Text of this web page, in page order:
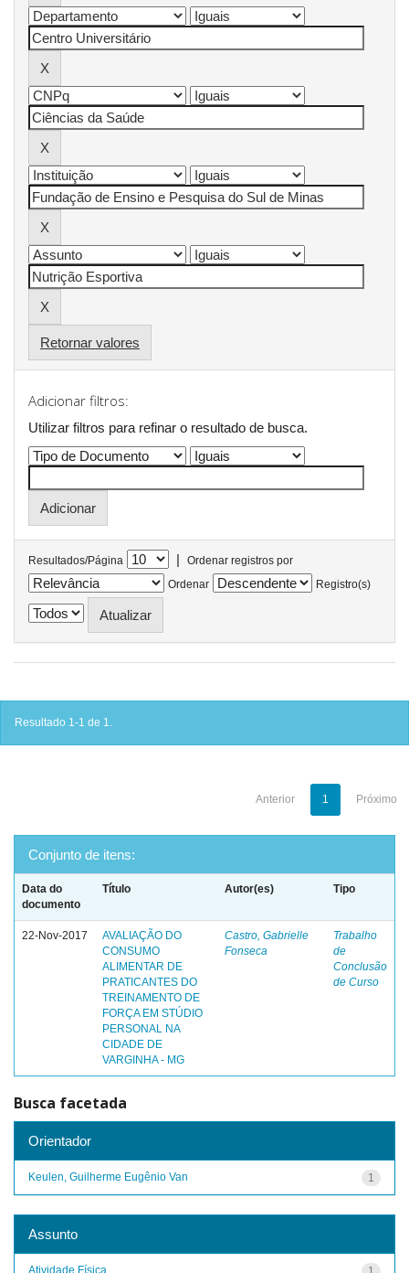
Retornar valores
Adicionar filtros:
Utilizar filtros para refinar o resultado de busca.
Resultados/Página |
Ordenar registros por
Ordenar
Registro(s)
Resultado 1-1 de 1.
Anterior 1 Próximo
Conjunto de itens:
Data do
documento
Título Autor(es) Tipo
22-Nov-2017
AVALIAÇÃO DO
CONSUMO
ALIMENTAR DE
PRATICANTES DO
TREINAMENTO DE
FORÇA EM STÚDIO
PERSONAL NA
CIDADE DE
VARGINHA - MG
Castro, Gabrielle
Fonseca
Trabalho
de
Conclusão
de Curso
Busca facetada
Orientador
1
Keulen, Guilherme Eugênio Van
Assunto
Atividade Física